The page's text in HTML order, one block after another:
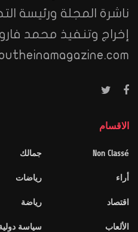
ناشرة المجلة ورئيسة
إخراج وتنفيذ محمد
الاقسام
Non Classé
أراء
اقتصاد
الألعاب
جمالك
رياضات
رياضة
سياسة